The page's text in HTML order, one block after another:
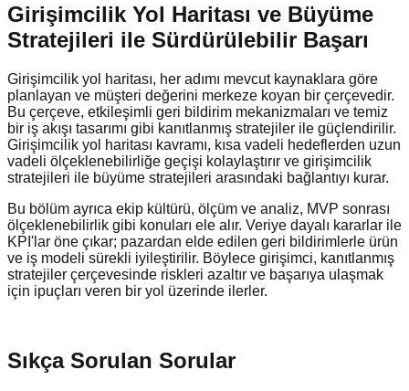
Girişimcilik Yol Haritası ve Büyüme
Stratejileri ile Sürdürülebilir Başarı
Girişimcilik yol haritası, her adımı mevcut kaynaklara göre
planlayan ve müşteri değerini merkeze koyan bir çerçevedir.
Bu çerçeve, etkileşimli geri bildirim mekanizmaları ve temiz
bir iş akışı tasarımı gibi kanıtlanmış stratejiler ile güçlendirilir.
Girişimcilik yol haritası kavramı, kısa vadeli hedeflerden uzun
vadeli ölçeklenebilirliğe geçişi kolaylaştırır ve girişimcilik
stratejileri ile büyüme stratejileri arasındaki bağlantıyı kurar.
Bu bölüm ayrıca ekip kültürü, ölçüm ve analiz, MVP sonrası
ölçeklenebilirlik gibi konuları ele alır. Veriye dayalı kararlar ile
KPI'lar öne çıkar; pazardan elde edilen geri bildirimlerle ürün
ve iş modeli sürekli iyileştirilir. Böylece girişimci, kanıtlanmış
stratejiler çerçevesinde riskleri azaltır ve başarıya ulaşmak
için ipuçları veren bir yol üzerinde ilerler.
Sıkça Sorulan Sorular